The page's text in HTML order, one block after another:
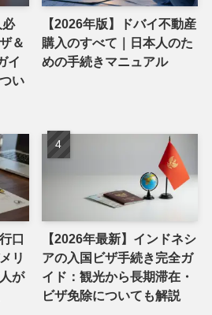
必
＆
イ
い
【2026年版】ドバイ不動産
購入のすべて｜日本人のた
めの手続きマニュアル
口
リ
が
【2026年最新】インドネシ
アの入国ビザ手続き完全ガ
イド：観光から長期滞在・
ビザ免除についても解説